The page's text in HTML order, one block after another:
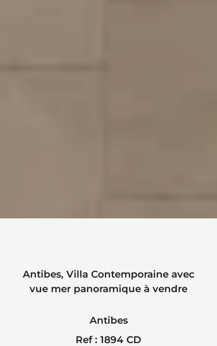
Antibes, Villa Contemporaine avec
vue mer panoramique à vendre
Antibes
Ref : 1894 CD